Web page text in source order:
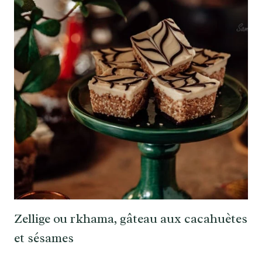
Zellige ou rkhama, gâteau aux cacahuètes
et sésames